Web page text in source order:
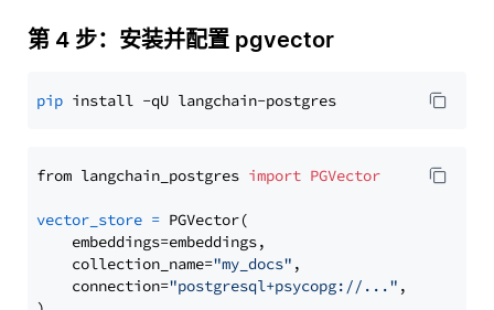
第 4 步：安装并配置 pgvector
pip
from langchain_postgres import PGVector
vector_store = PGVector(
    embeddings=embeddings,
    collection_name=
"my_docs" ,
    connection=
"postgresql+psycopg://..." ,